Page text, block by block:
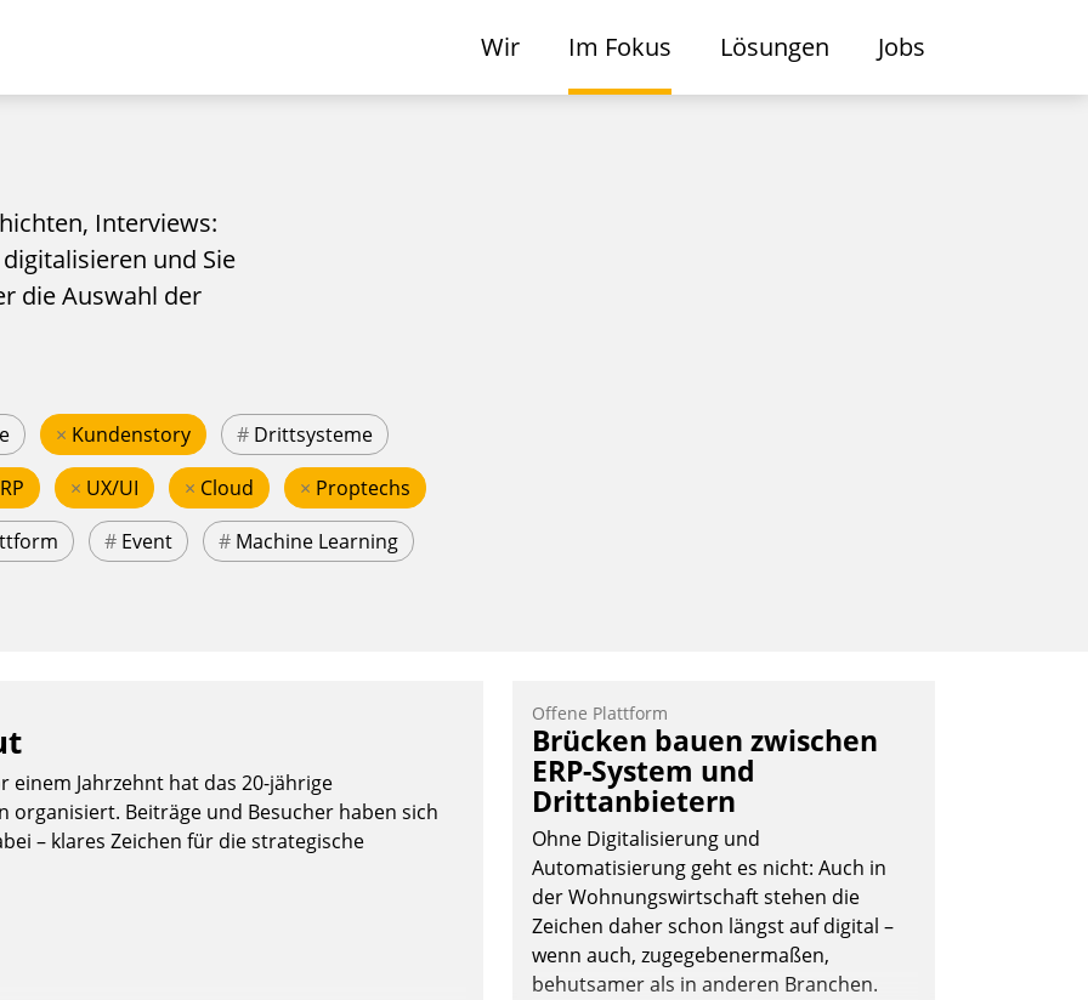
Wir Im Fokus Lösungen Jobs
Interviews:
und Sie
die Auswahl der
× Kundenstory # Drittsysteme
× UX/UI × Cloud × Proptechs
# Event # Machine Learning
einem Jahrzehnt hat das 20-jährige
Beiträge und Besucher haben sich
– klares Zeichen für die strategische
Offene Plattform
Brücken bauen zwischen
ERP-System und
Drittanbietern
Ohne Digitalisierung und
Automatisierung geht es nicht: Auch in
der Wohnungswirtschaft stehen die
Zeichen daher schon längst auf digital –
wenn auch, zugegebenermaßen,
behutsamer als in anderen Branchen.